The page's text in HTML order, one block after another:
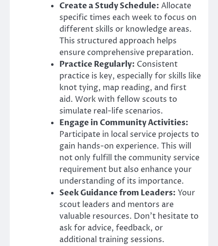
Create a Study Schedule: Allocate
specific times each week to focus on
different skills or knowledge areas.
This structured approach helps
ensure comprehensive preparation.
Practice Regularly: Consistent
practice is key, especially for skills like
knot tying, map reading, and first
aid. Work with fellow scouts to
simulate real-life scenarios.
Engage in Community Activities:
Participate in local service projects to
gain hands-on experience. This will
not only fulfill the community service
requirement but also enhance your
understanding of its importance.
Seek Guidance from Leaders: Your
scout leaders and mentors are
valuable resources. Don’t hesitate to
ask for advice, feedback, or
additional training sessions.